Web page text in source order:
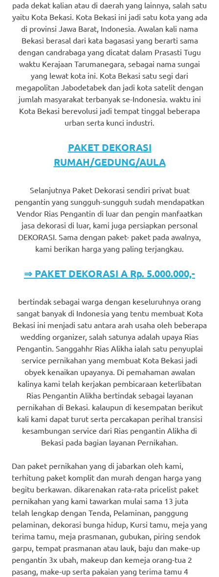
pada dekat kalian atau di daerah yang lainnya, salah satu
yaitu Kota Bekasi. Kota Bekasi ini jadi satu kota yang ada
di provinsi Jawa Barat, Indonesia. Awalan kali nama
Bekasi berasal dari kata bagasasi yang berarti sama
dengan candrabaga yang dicatat dalam Prasasti Tugu
waktu Kerajaan Tarumanegara, sebagai nama sungai
yang lewat kota ini. Kota Bekasi satu segi dari
megapolitan Jabodetabek dan jadi kota satelit dengan
jumlah masyarakat terbanyak se-Indonesia. waktu ini
Kota Bekasi berevolusi jadi tempat tinggal beberapa
urban serta kunci industri.
PAKET DEKORASI
RUMAH/GEDUNG/AULA
Selanjutnya Paket Dekorasi sendiri privat buat
pengantin yang sungguh-sungguh sudah mendapatkan
Vendor Rias Pengantin di luar dan pengin manfaatkan
jasa dekorasi di luar, kami juga persiapkan personal
DEKORASI. Sama dengan paket- paket pada awalnya,
kami berikan harga yang paling terjangkau.
⇒ PAKET DEKORASI A Rp. 5.000.000,-
bertindak sebagai warga dengan keseluruhnya orang
sangat banyak di Indonesia yang tentu membuat Kota
Bekasi ini menjadi satu antara arah usaha oleh beberapa
wedding organizer, salah satunya adalah upaya Rias
Pengantin. Sanggahhr Rias Alikha ialah satu penyuplai
service pernikahan yang membuat Kota Bekasi jadi
obyek kenaikan upayanya. Di pemahaman awalan
kalinya kami telah kerjakan pembicaraan keterlibatan
Rias Pengantin Alikha bertindak sebagai layanan
pernikahan di Bekasi. kalaupun di kesempatan berikut
kali kami dapat turut serta percakapan perihal transisi
kesambungan service dari Rias pengantin Alikha di
Bekasi pada bagian layanan Pernikahan.
Dan paket pernikahan yang di jabarkan oleh kami,
terhitung paket komplit dan murah dengan harga yang
begitu berkawan. dikarenakan rata-rata pricelist paket
pernikahan yang kami tawarkan mulai sama 13 juta
telah lengkap dengan Tenda, Pelaminan, panggung
pelaminan, dekorasi bunga hidup, Kursi tamu, meja yang
terima tamu, meja prasmanan, gubukan, piring sendok
garpu, tempat prasmanan atau lauk, baju dan make-up
pengantin 3x ubah, makeup dan kemeja orang-tua 2
pasang, make-up serta pakaian yang terima tamu 4